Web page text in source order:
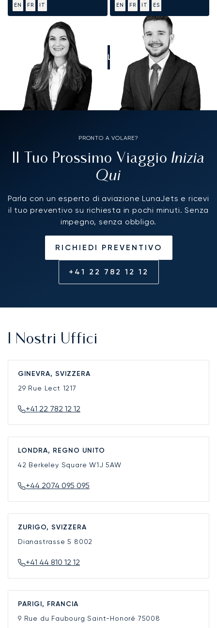
EN FR IT EN FR IT ES
CALL US
PRONTO A VOLARE?
Il Tuo Prossimo Viaggio Inizia
Qui
Parla con un esperto di aviazione LunaJets e ricevi
il tuo preventivo su richiesta in pochi minuti. Senza
impegno, senza obbligo.
RICHIEDI PREVENTIVO
+41 22 782 12 12
I Nostri Uffici
GINEVRA, SVIZZERA
29 Rue Lect 1217
+41 22 782 12 12
LONDRA, REGNO UNITO
42 Berkeley SquareW1J 5AW
+44 2074 095 095
ZURIGO, SVIZZERA
Dianastrasse 5 8002
+41 44 810 12 12
PARIGI, FRANCIA
9 Rue du Faubourg Saint-Honoré 75008